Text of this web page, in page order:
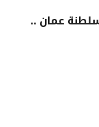
عمان ..